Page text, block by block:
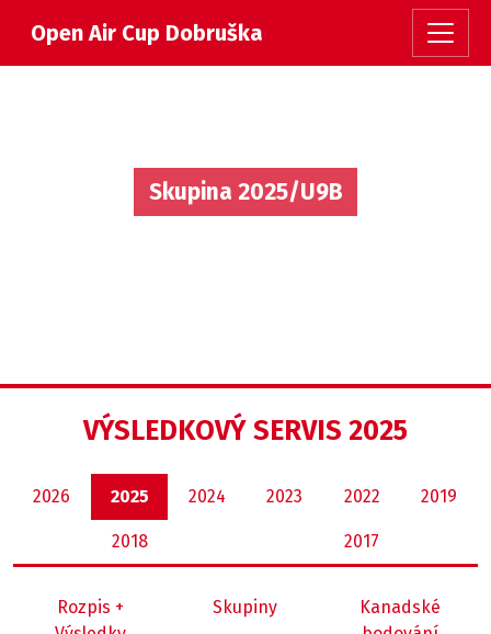
Open Air Cup Dobruška
Skupina 2025/U9B
VÝSLEDKOVÝ SERVIS 2025
2026 2025 2024 2023 2022 2019
2018 2017
Rozpis +
Skupiny
Kanadské